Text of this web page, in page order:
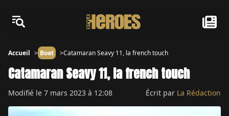
Accueil Boat Catamaran Seavy 11, la french touch
Catamaran Seavy 11, la french touch
Modifié le 7 mars 2023 à 12:08 Écrit par La Rédaction